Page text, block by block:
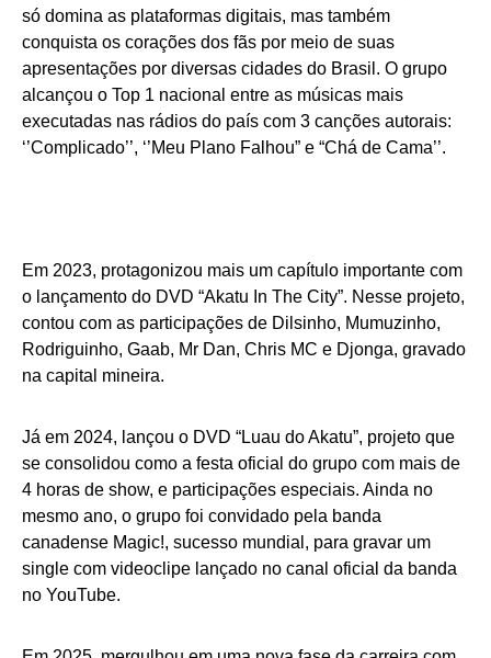
só domina as plataformas digitais, mas também
conquista os corações dos fãs por meio de suas
apresentações por diversas cidades do Brasil. O grupo
alcançou o Top 1 nacional entre as músicas mais
executadas nas rádios do país com 3 canções autorais:
‘’Complicado’’, ‘’Meu Plano Falhou” e “Chá de Cama’’.
Em 2023, protagonizou mais um capítulo importante com
o lançamento do DVD “Akatu In The City”. Nesse projeto,
contou com as participações de Dilsinho, Mumuzinho,
Rodriguinho, Gaab, Mr Dan, Chris MC e Djonga, gravado
na capital mineira.
Já em 2024, lançou o DVD “Luau do Akatu”, projeto que
se consolidou como a festa oficial do grupo com mais de
4 horas de show, e participações especiais. Ainda no
mesmo ano, o grupo foi convidado pela banda
canadense Magic!, sucesso mundial, para gravar um
single com videoclipe lançado no canal oficial da banda
no YouTube.